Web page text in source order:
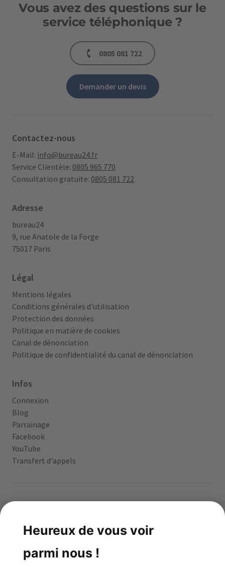
Vous avez des questions sur le
service téléphonique ?
0805 081 722
Demander un devis
Contactez-nous
E-Mail: info@bureau24.fr
Service Clientèle: 0805 965 770
Consultation gratuite: 0805 081 722
Adresse
bureau24
9, rue Anatole de la Forge
75017 Paris
Légal
Mentions légales
Conditions générales d'utilisation
Protection des données
Politique en matière de cookies
Canal de dénonciation
Politique de confidentialité du canal de dénonciation
Infos
Connexion
Blog
Parrainage
Facebook
YouTube
Transfert d'appels